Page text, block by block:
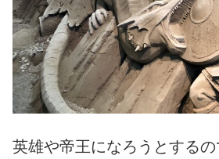
英雄や帝王になろうとする